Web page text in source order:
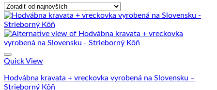
najnovších
Quick View
Hodvábna kravata + vreckovka vyrobená na Slovensku –
Strieborný Kôň